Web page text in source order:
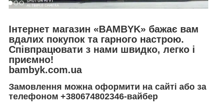
Інтернет магазин «BAMBYK» бажає вам
вдалих покупок та гарного настрою.
Співпрацювати з нами швидко, легко і
приємно!
bambyk.com.ua
Замовлення можна оформити на сайті або за
телефоном +380674802346-вайбер